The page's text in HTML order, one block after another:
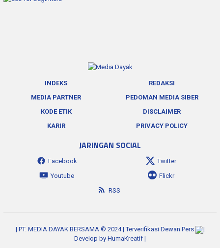
INDEKS
REDAKSI
MEDIA PARTNER
PEDOMAN MEDIA SIBER
KODE ETIK
DISCLAIMER
KARIR
PRIVACY POLICY
JARINGAN SOCIAL
Facebook
Twitter
Youtube
Flickr
RSS
| PT. MEDIA DAYAK BERSAMA © 2024 | Terverifikasi Dewan Pers
|
Develop by HumaKreatif |